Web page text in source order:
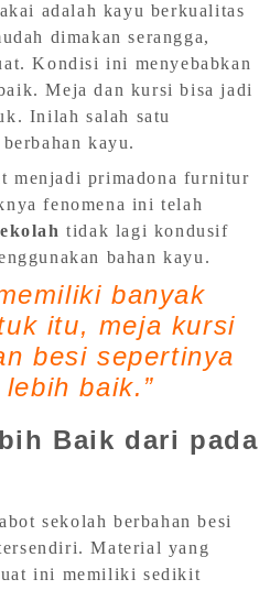
adalah kayu berkualitas
dimakan serangga,
Kondisi ini menyebabkan
Meja dan kursi bisa jadi
Inilah salah satu
kayu.
menjadi primadona furnitur
fenomena ini telah
tidak lagi kondusif
bahan kayu.
banyak
itu, meja kursi
besi sepertinya
baik.”
Baik dari pada
sekolah berbahan besi
Material yang
ini memiliki sedikit